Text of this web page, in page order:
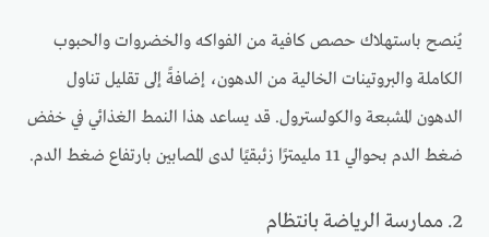
يُنصح باستهلاك حصص كافية من الفواكه والخضروات والحبوب
الكاملة والبروتينات الخالية من الدهون، إضافةً إلى تقليل تناول
الدهون المشبعة والكولسترول. قد يساعد هذا النمط الغذائي في خفض
ضغط الدم بحوالي 11 مليمترًا زئبقيًا لدى المصابين بارتفاع ضغط الدم.
2. ممارسة الرياضة بانتظام